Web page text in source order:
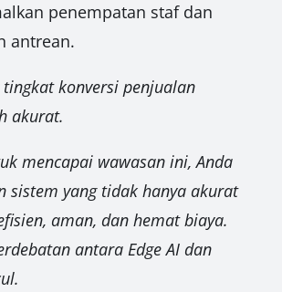
penempatan staf dan
antrean.
konversi penjualan
akurat.
mencapai wawasan ini, Anda
sistem yang tidak hanya akurat
aman, dan hemat biaya.
antara Edge AI dan